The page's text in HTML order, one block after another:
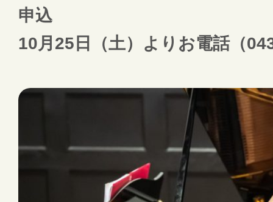
申込
10月25日（土）よりお電話（